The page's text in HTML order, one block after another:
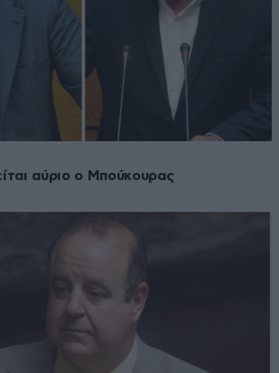
αύριο ο Μπούκουρας